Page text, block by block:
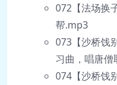
072【法场换
帮.mp3
073【沙桥饯
习曲，唱唐
074【沙桥饯